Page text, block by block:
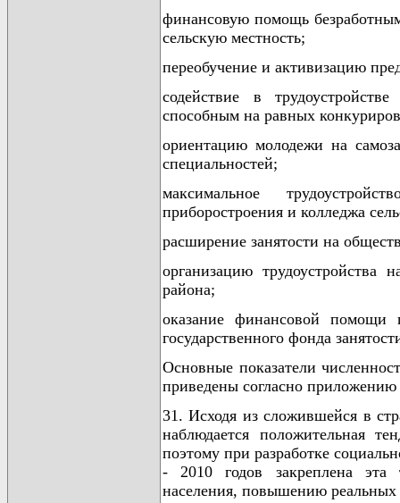
финансовую помощь
сельскую местность;
переобучение и активизацию
содействие в
способным на равных
ориентацию молодежи на
специальностей;
максимальное
приборостроения и колледжа
расширение занятости на
организацию
района;
оказание финансовой помощи
государственного фонда
Основные показатели
приведены согласно
31. Исходя из сложившейся в
наблюдается положительная
поэтому при разработке
- 2010 годов закреплена эта
населения, повышению реальных